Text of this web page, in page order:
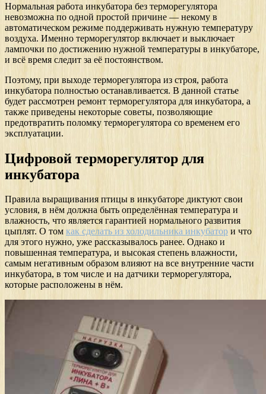
Нормальная работа инкубатора без терморегулятора
невозможна по одной простой причине — некому в
автоматическом режиме поддерживать нужную температуру
воздуха. Именно терморегулятор включает и выключает
лампочки по достижению нужной температуры в инкубаторе,
и всё время следит за её постоянством.
Поэтому, при выходе терморегулятора из строя, работа
инкубатора полностью останавливается. В данной статье
будет рассмотрен ремонт терморегулятора для инкубатора, а
также приведены некоторые советы, позволяющие
предотвратить поломку терморегулятора со временем его
эксплуатации.
Цифровой терморегулятор для
инкубатора
Правила выращивания птицы в инкубаторе диктуют свои
условия, в нём должна быть определённая температура и
влажность, что является гарантией нормального развития
цыплят. О том как сделать из холодильника инкубатор и что
для этого нужно, уже рассказывалось ранее. Однако и
повышенная температура, и высокая степень влажности,
самым негативным образом влияют на все внутренние части
инкубатора, в том числе и на датчики терморегулятора,
которые расположены в нём.